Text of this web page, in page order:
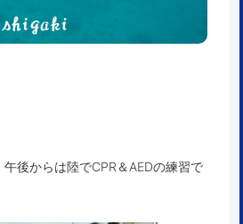
後からは陸でCPR＆AEDの練習で